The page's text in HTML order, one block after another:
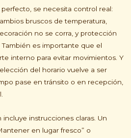
se necesita control real:
bruscos de temperatura,
no se corra, y protección
es importante que el
interno para evitar movimientos. Y
del horario vuelve a ser
pase en tránsito o en recepción,
instrucciones claras. Un
en lugar fresco” o